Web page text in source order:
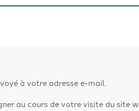
à votre adresse e-mail.
au cours de votre visite du site